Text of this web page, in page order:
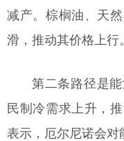
减产。棕榈油、天
滑，推动其价格上行。
第二条路径是
民制冷需求上升，
表示，厄尔尼诺会对